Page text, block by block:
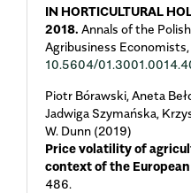
IN HORTICULTURAL
2018. Annals of the
Agribusiness Economists,
10.5604/
Piotr Bórawski, Aneta
Jadwiga Szymańska,
W. Dunn (2019)
Price volatility of
context of the
486.